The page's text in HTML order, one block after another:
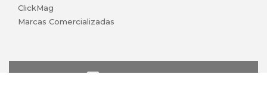
ClickMag
Marcas Comercializadas